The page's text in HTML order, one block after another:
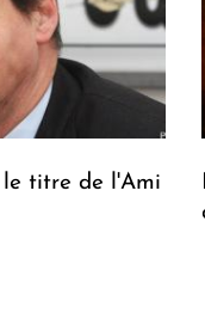
titre de l'Ami